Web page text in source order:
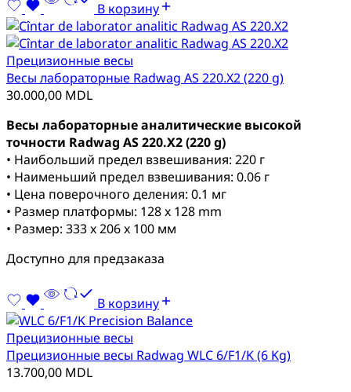
В корзину
Прецизионные весы
Весы лабораторные Radwag AS 220.X2 (220 g)
30.000,00 MDL
Весы лабораторные аналитические высокой
точности Radwag AS 220.X2 (220 g)
• Наибольший предел взвешивания: 220 г
• Наименьший предел взвешивания: 0.06 г
• Цена поверочного деления: 0.1 мг
• Размер платформы: 128 x 128 mm
• Размер: 333 x 206 x 100 мм
Доступно для предзаказа
В корзину
Прецизионные весы
Прецизионные весы Radwag WLC 6/F1/K (6 Kg)
13.700,00 MDL